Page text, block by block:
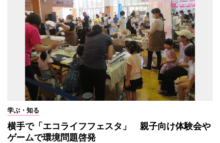
学ぶ・知る
横手で「エコライフフェスタ」 親子向け体験会や
ゲームで環境問題啓発